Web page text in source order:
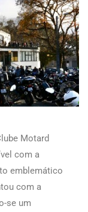
Motard
com a
emblemático
com a
se um